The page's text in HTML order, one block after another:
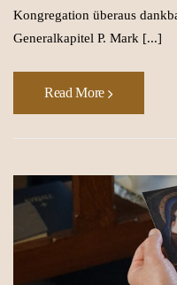
Kongregation überaus
Generalkapitel P. Mark [...]
Read More